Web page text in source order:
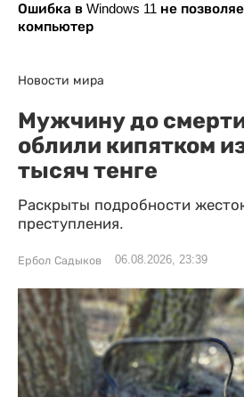
Ошибка в Windows 11 не
компьютер
Новости мира
Мужчину до
облили кипятком
тысяч тенге
Раскрыты подробности
преступления.
Ербол Садыков 06.08.2026, 23:39